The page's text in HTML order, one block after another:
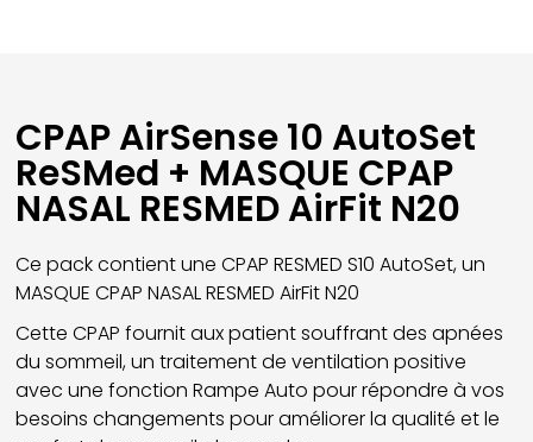
CPAP AirSense 10 AutoSet
ReSMed + MASQUE CPAP
NASAL RESMED AirFit N20
Ce pack contient une CPAP RESMED S10 AutoSet, un
MASQUE CPAP NASAL RESMED AirFit N20
Cette CPAP fournit aux patient souffrant des apnées
du sommeil, un traitement de ventilation positive
avec une fonction Rampe Auto pour répondre à vos
besoins changements pour améliorer la qualité et le